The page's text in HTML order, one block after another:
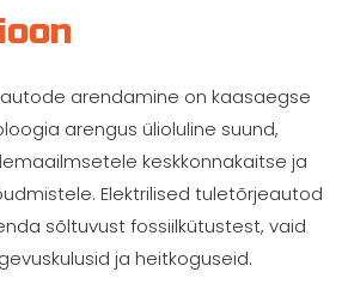
arendamine on kaasaegse
arengus ülioluline suund,
keskkonnakaitse ja
Elektrilised tuletõrjeautod
sõltuvust fossiilkütustest, vaid
ja heitkoguseid.